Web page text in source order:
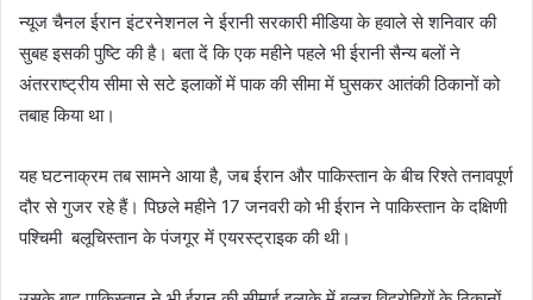
न्यूज चैनल ईरान इंटरनेशनल ने ईरानी सरकारी मीडिया के हवाले से शनिवार की
सुबह इसकी पुष्टि की है। बता दें कि एक महीने पहले भी ईरानी सैन्य बलों ने
अंतरराष्ट्रीय सीमा से सटे इलाकों में पाक की सीमा में घुसकर आतंकी ठिकानों को
तबाह किया था।
यह घटनाक्रम तब सामने आया है, जब ईरान और पाकिस्तान के बीच रिश्ते तनावपूर्ण
दौर से गुजर रहे हैं। पिछले महीने 17 जनवरी को भी ईरान ने पाकिस्तान के दक्षिणी
पश्चिमी बलूचिस्तान के पंजगूर में एयरस्ट्राइक की थी।